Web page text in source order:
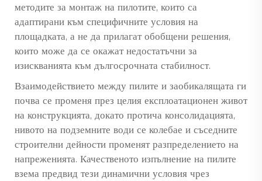
методите за монтаж на пилотите, които са
адаптирани към специфичните условия на
площадката, а не да прилагат обобщени решения,
които може да се окажат недостатъчни за
изискванията към дългосрочната стабилност.
Взаимодействието между пилите и заобикалящата ги
почва се променя през целия експлоатационен живот
на конструкцията, докато протича консолидацията,
нивото на подземните води се колебае и съседните
строителни дейности променят разпределението на
напреженията. Качественото изпълнение на пилите
взема предвид тези динамични условия чрез